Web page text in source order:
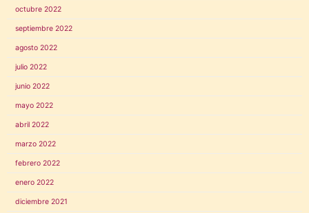
octubre 2022
septiembre 2022
agosto 2022
julio 2022
junio 2022
mayo 2022
abril 2022
marzo 2022
febrero 2022
enero 2022
diciembre 2021